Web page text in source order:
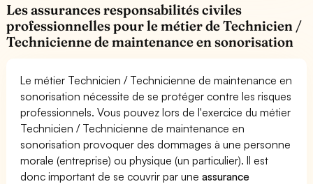
Les assurances responsabilités civiles
professionnelles pour le métier de Technicien /
Technicienne de maintenance en sonorisation
Le métier Technicien / Technicienne de maintenance en
sonorisation nécessite de se protéger contre les risques
professionnels. Vous pouvez lors de l'exercice du métier
Technicien / Technicienne de maintenance en
sonorisation provoquer des dommages à une personne
morale (entreprise) ou physique (un particulier). Il est
donc important de se couvrir par uneassurance